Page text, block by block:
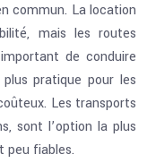
commun. La location
mais les routes
de conduire
pratique pour les
Les transports
sont l’option la plus
peu fiables.